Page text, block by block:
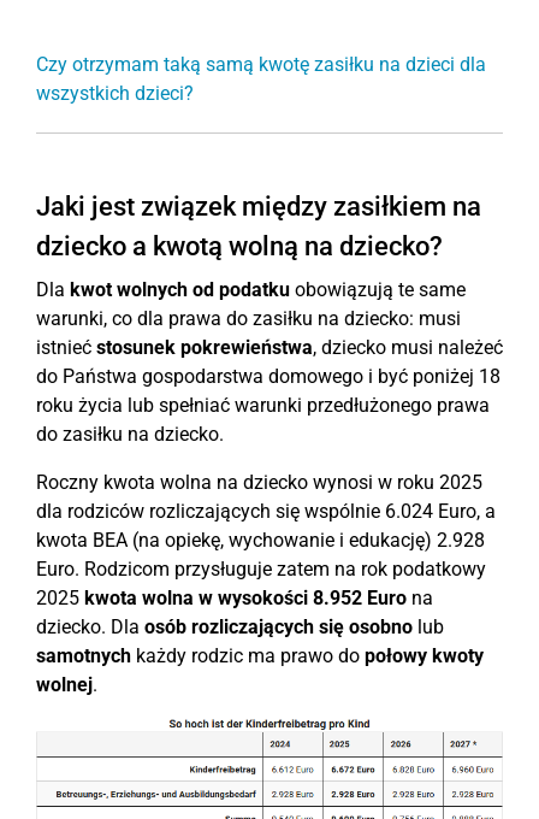
Czy otrzymam taką samą kwotę zasiłku na dzieci dla
wszystkich dzieci?
Jaki jest związek między zasiłkiem na
dziecko a kwotą wolną na dziecko?
Dla kwot wolnych od podatku obowiązują te same
warunki, co dla prawa do zasiłku na dziecko: musi
istnieć stosunek pokrewieństwa, dziecko musi należeć
do Państwa gospodarstwa domowego i być poniżej 18
roku życia lub spełniać warunki przedłużonego prawa
do zasiłku na dziecko.
Roczny kwota wolna na dziecko wynosi w roku 2025
dla rodziców rozliczających się wspólnie 6.024 Euro, a
kwota BEA (na opiekę, wychowanie i edukację) 2.928
Euro. Rodzicom przysługuje zatem na rok podatkowy
2025 kwota wolna w wysokości 8.952 Euro na
dziecko. Dla osób rozliczających się osobno lub
samotnych każdy rodzic ma prawo do połowy kwoty
wolnej.